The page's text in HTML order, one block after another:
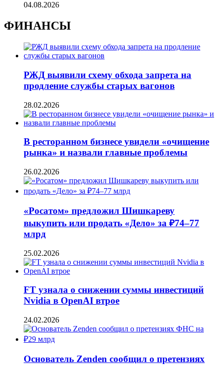
04.08.2026
ФИНАНСЫ
РЖД выявили схему обхода запрета на
продление службы старых вагонов
28.02.2026
В ресторанном бизнесе увидели «очищение
рынка» и назвали главные проблемы
26.02.2026
«Росатом» предложил Шишкареву
выкупить или продать «Дело» за ₽74–77
млрд
25.02.2026
FT узнала о снижении суммы инвестиций
Nvidia в OpenAI втрое
24.02.2026
Основатель Zenden сообщил о претензиях